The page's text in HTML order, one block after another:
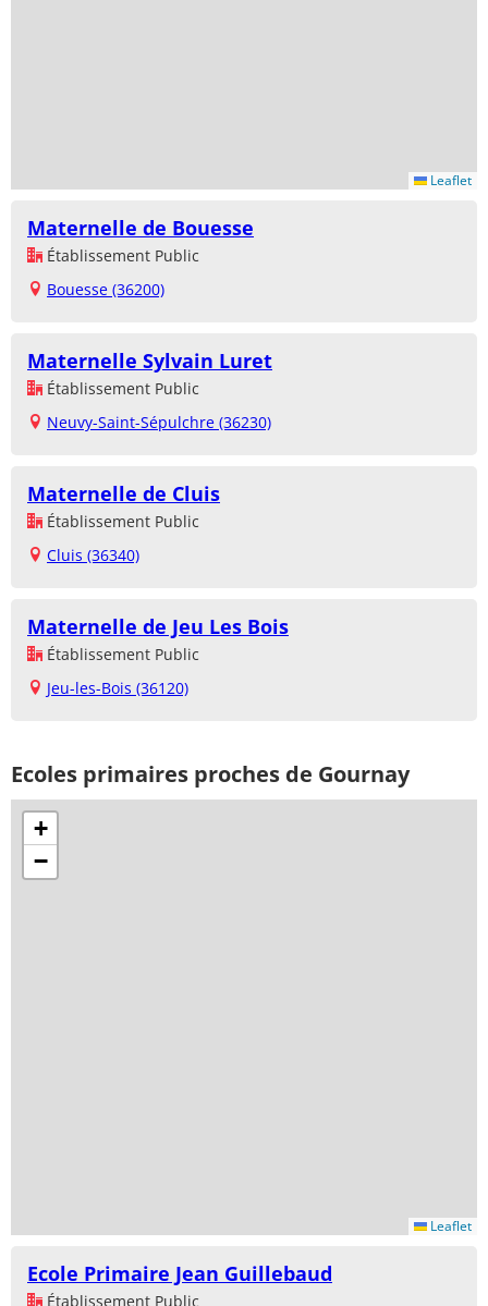
Leaflet
Maternelle de Bouesse
Établissement Public
Bouesse (36200)
Maternelle Sylvain Luret
Établissement Public
Neuvy-Saint-Sépulchre (36230)
Maternelle de Cluis
Établissement Public
Cluis (36340)
Maternelle de Jeu Les Bois
Établissement Public
Jeu-les-Bois (36120)
Ecoles primaires proches de Gournay
+
−
Leaflet
Ecole Primaire Jean Guillebaud
Établissement Public